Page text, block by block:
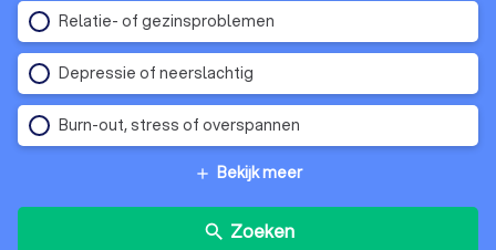
Relatie- of gezinsproblemen
Depressie of neerslachtig
Burn-out, stress of overspannen
add Bekijk meer
search Zoeken